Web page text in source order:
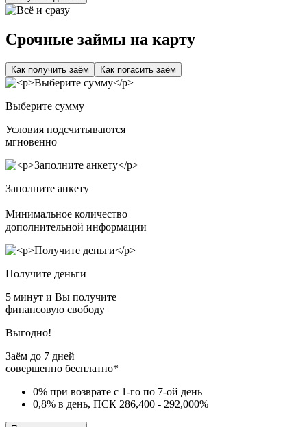
Срочные займы на карту
Как получить заём Как погасить заём
Выберите сумму
Условия подсчитываются
мгновенно
Заполните анкету
Минимальное количество
дополнительной информации
Получите деньги
5 минут и Вы получите
финансовую свободу
Выгодно!
Заём до 7 дней
совершенно бесплатно*
0% при возврате с 1-го по 7-ой день
0,8% в день, ПСК 286,400 - 292,000%